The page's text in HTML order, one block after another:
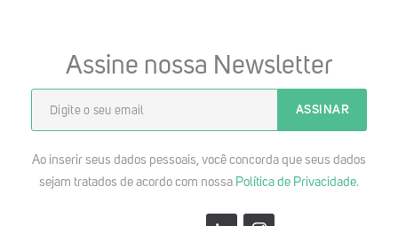
Assine nossa Newsletter
Ao inserir seus dados pessoais, você concorda que seus dados
sejam tratados de acordo com nossa Política de Privacidade.